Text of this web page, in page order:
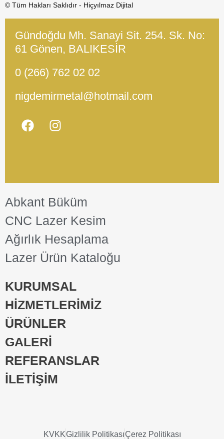
© Tüm Hakları Saklıdır - Hiçyılmaz Dijital
Gündoğdu Mh. Sanayi Sit. 254. Sk. No:
61 Gönen, BALIKESİR
0 (266) 762 02 02
nigdemirmetal@hotmail.com
Abkant Büküm
CNC Lazer Kesim
Ağırlık Hesaplama
Lazer Ürün Kataloğu
KURUMSAL
HİZMETLERİMİZ
ÜRÜNLER
GALERİ
REFERANSLAR
İLETİŞİM
KVKKGizlilik PolitikasıÇerez Politikası